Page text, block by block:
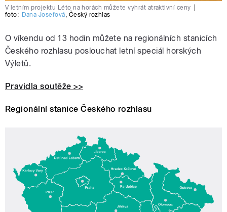
V letním projektu Léto na horách můžete vyhrát atraktivní ceny
foto: Dana Josefová, Český rozhlas
O víkendu od 13 hodin můžete na regionálních stanicích
Českého rozhlasu poslouchat letní speciál horských
Výletů.
Pravidla soutěže >>
Regionální stanice Českého rozhlasu